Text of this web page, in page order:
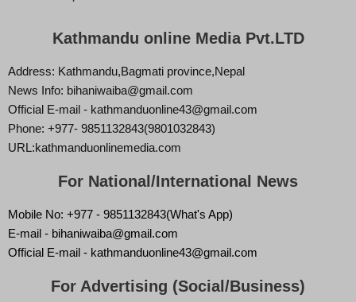
Kathmandu online Media Pvt.LTD
Address: Kathmandu,Bagmati province,Nepal
News Info: bihaniwaiba@gmail.com
Official E-mail - kathmanduonline43@gmail.com
Phone: +977- 9851132843(9801032843)
URL:kathmanduonlinemedia.com
For National/International News
Mobile No: +977 - 9851132843(What's App)
E-mail - bihaniwaiba@gmail.com
Official E-mail - kathmanduonline43@gmail.com
For Advertising (Social/Business)